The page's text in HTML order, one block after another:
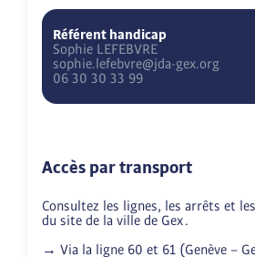
Référent handicap
Sophie LEFEBVRE
sophie.lefebvre@jda-gex.org
06 30 30 33 99
Accès par transport
Consultez les lignes, les arrêts et
du site de la ville de Gex .
→ Via la ligne 60 et 61 (Genève –